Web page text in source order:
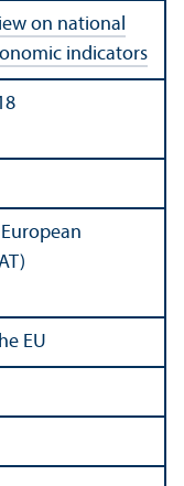
on national
indicators
EU